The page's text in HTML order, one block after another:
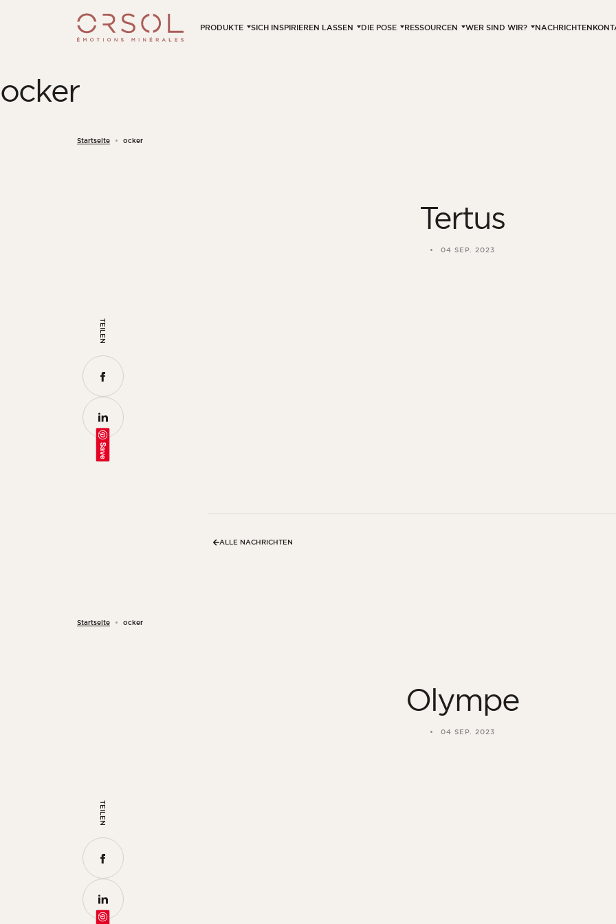
PRODUKTE SICH INSPIRIEREN LASSEN DIE POSE RESSOURCEN WER SIND WIR? NACHRICHTEN
ocker
Startseite ocker
Tertus
04 SEP. 2023
TEILEN
Save
ALLE NACHRICHTEN
Startseite ocker
Olympe
04 SEP. 2023
TEILEN